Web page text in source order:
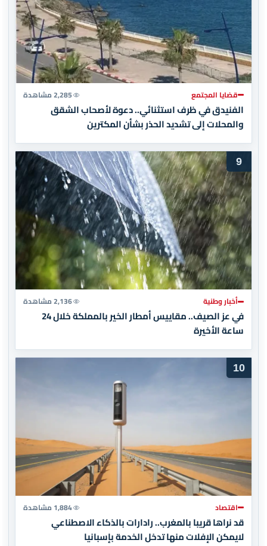
قضايا المجتمع 2,285 مشاهدة
الفنيدق في ظرف استثنائي.. دعوة لأصحاب الشقق
والمحلات إلى تشديد الحذر بشأن المكترين
9
أخبار وطنية 2,136 مشاهدة
في عز الصيف.. مقاييس أمطار الخير بالمملكة خلال 24
ساعة الأخيرة
10
اقتصاد 1,884 مشاهدة
قد نراها قريبا بالمغرب.. رادارات بالذكاء الاصطناعي
لايمكن الإفلات منها تدخل الخدمة بإسبانيا